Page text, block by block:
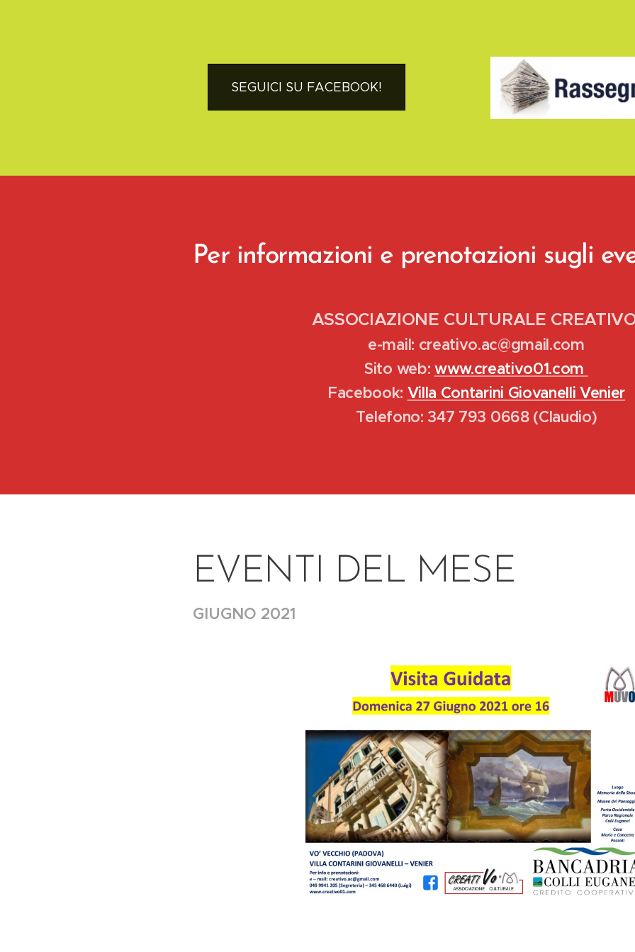
SEGUICI SU FACEBOOK!
Per informazioni e prenotazioni sugli
ASSOCIAZIONE CULTURALE
e-mail: creativo.ac@gmail.com
Sito web: www.creativo01.com
Facebook: Villa Contarini Giovanelli Venier
Telefono: 347 793 0668 (Claudio)
EVENTI DEL MESE
GIUGNO 2021